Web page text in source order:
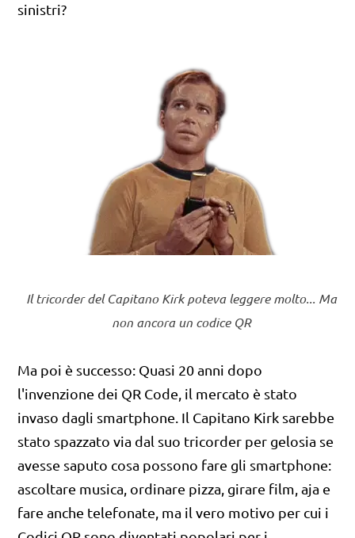
sinistri?
Il tricorder del Capitano Kirk poteva leggere molto... Ma
non ancora un codice QR
Ma poi è successo: Quasi 20 anni dopo
l'invenzione dei QR Code, il mercato è stato
invaso dagli smartphone. Il Capitano Kirk sarebbe
stato spazzato via dal suo tricorder per gelosia se
avesse saputo cosa possono fare gli smartphone:
ascoltare musica, ordinare pizza, girare film, aja e
fare anche telefonate, ma il vero motivo per cui i